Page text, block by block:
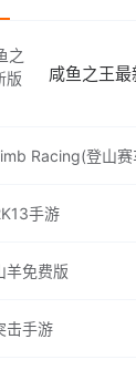
咸鱼之王最
Racing(登山赛
手游
羊免费版
击手游